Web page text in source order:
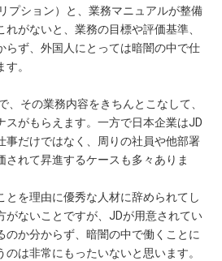
プション）と、業務マニュアルが整備
がないと、業務の目標や評価基準、
らず、外国人にとっては暗闇の中で仕
。
、その業務内容をきちんとこなして、
スがもらえます。一方で日本企業はJD
事だけではなく、周りの社員や他部署
されて昇進するケースも多々ありま
とを理由に優秀な人材に辞められてし
がないことですが、JDが用意されてい
のか分からず、暗闇の中で働くことに
は非常にもったいないと思います。